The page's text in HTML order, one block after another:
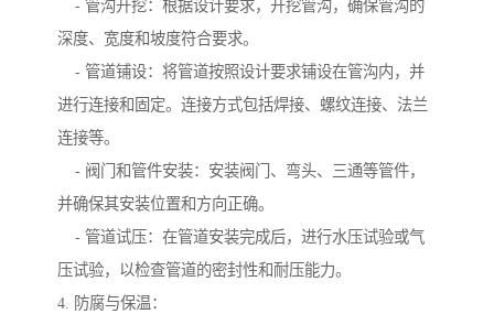
- 管沟开挖：根据设计要求，开挖管沟，确保管沟的
深度、宽度和坡度符合要求。
- 管道铺设：将管道按照设计要求铺设在管沟内，并
进行连接和固定。连接方式包括焊接、螺纹连接、法兰
连接等。
- 阀门和管件安装：安装阀门、弯头、三通等管件，
并确保其安装位置和方向正确。
- 管道试压：在管道安装完成后，进行水压试验或气
压试验，以检查管道的密封性和耐压能力。
4. 防腐与保温：